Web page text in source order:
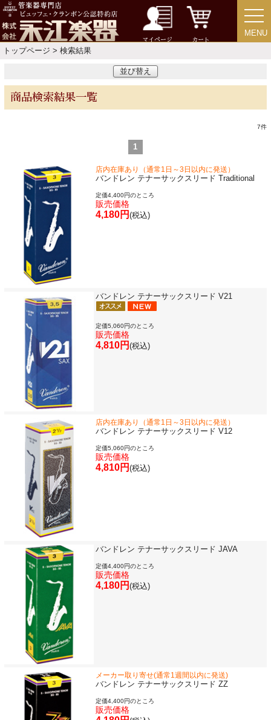
マイページ カート
MENU
MENU
トップページ > 検索結果
並び替え
商品検索結果一覧
7件
1
店内在庫あり（通常1日～3日以内に発送）
バンドレン テナーサックスリード Traditional
定価4,400円のところ
販売価格
4,180円 (税込)
バンドレン テナーサックスリード V21
定価5,060円のところ
販売価格
4,810円 (税込)
店内在庫あり（通常1日～3日以内に発送）
バンドレン テナーサックスリード V12
定価5,060円のところ
販売価格
4,810円 (税込)
バンドレン テナーサックスリード JAVA
定価4,400円のところ
販売価格
4,180円 (税込)
メーカー取り寄せ(通常1週間以内に発送)
バンドレン テナーサックスリード ZZ
定価4,400円のところ
販売価格
アウトレット
今月のお買い得品
目的・用途別で楽器を探す
メーカー別で探す
価格・ランキングで探す
初級・中級・上級で探す
永江楽器人気コンテンツ
新商品・新規取り扱い商品
セール・イベント情報
人気の永江楽器コラム
「楽器をはじめよう」
お手入れ方法
選定者のご紹介
演奏会のお知らせ
新規会員登録